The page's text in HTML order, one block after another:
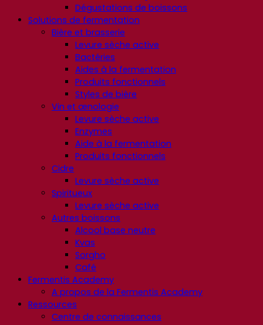
Dégustations de boissons
Solutions de fermentation
Bière et brasserie
Levure sèche active
Bactéries
Aides à la fermentation
Produits fonctionnels
Styles de bière
Vin et œnologie
Levure sèche active
Enzymes
Aide à la fermentation
Produits fonctionnels
Cidre
Levure sèche active
Spiritueux
Levure sèche active
Autres boissons
Alcool base neutre
Kvas
Sorgho
Café
Fermentis Academy
A propos de la Fermentis Academy
Ressources
Centre de connaissances